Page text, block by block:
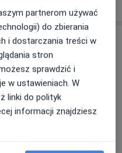
partnerom używać
do zbierania
i dostarczania treści w
stron
sprawdzić i
w ustawieniach. W
linki do polityk
informacji znajdziesz